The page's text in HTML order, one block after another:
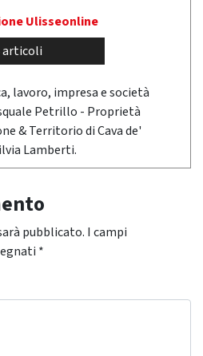
Ulisseonline
articoli
lavoro, impresa e società
Petrillo - Proprietà
& Territorio di Cava de'
Lamberti.
pubblicato. I campi
*